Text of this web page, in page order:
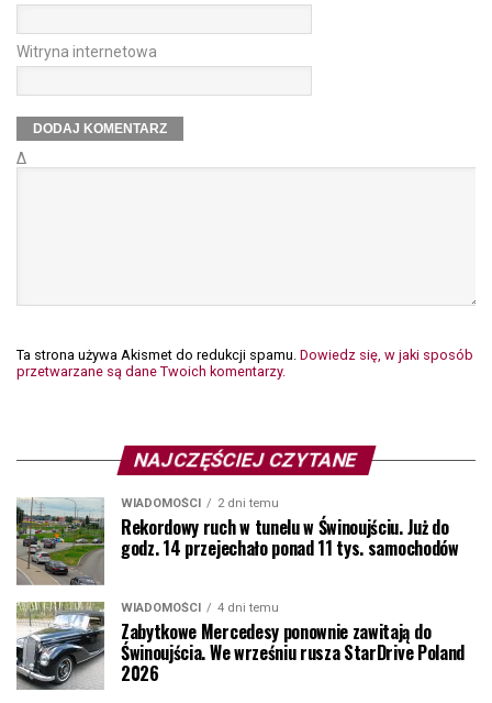
Witryna internetowa
Δ
Ta strona używa Akismet do redukcji spamu. Dowiedz się, w jaki sposób
przetwarzane są dane Twoich komentarzy.
NAJCZĘŚCIEJ CZYTANE
WIADOMOŚCI 2 dni temu
Rekordowy ruch w tunelu w Świnoujściu. Już do
godz. 14 przejechało ponad 11 tys. samochodów
WIADOMOŚCI 4 dni temu
Zabytkowe Mercedesy ponownie zawitają do
Świnoujścia. We wrześniu rusza StarDrive Poland
2026